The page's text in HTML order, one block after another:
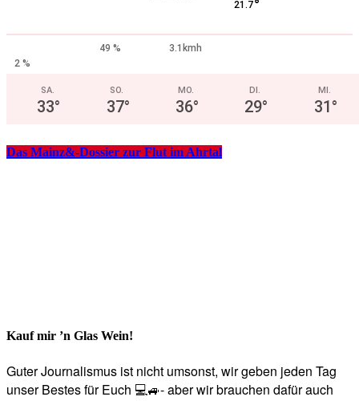
21.7°
49 %
3.1kmh
2 %
SA.
33°
SO.
37°
MO.
36°
DI.
29°
MI.
31°
Das Mainz&-Dossier zur Flut im Ahrtal
Kauf mir ’n Glas Wein!
Guter Journalismus ist nicht umsonst, wir geben jeden Tag
unser Bestes für Euch 💻🚙- aber wir brauchen dafür auch